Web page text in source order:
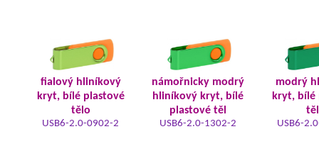
fialový hliníkový
kryt, bílé plastové
tělo
USB6-2.0-0902-2
námořnicky modrý
hliníkový kryt, bílé
plastové těl
USB6-2.0-1302-2
modrý
kryt, bílé
USB6-